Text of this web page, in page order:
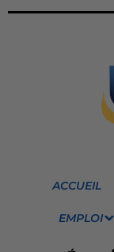
ACCUEIL
EMPLOI